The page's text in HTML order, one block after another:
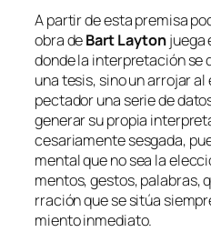
A par­tir de es­ta pre­mi­sa
obra deBart Laytonjue­ga
don­de la in­ter­pre­ta­ción se
una te­sis, sino un arro­jar
pec­ta­dor una se­rie de
ge­ne­rar su pro­pia
ce­sa­ria­men­te ses­ga­da,
men­tal que no sea la
men­tos, ges­tos, pa­la­bras,
rra­ción que se si­túa
mien­to inmediato.